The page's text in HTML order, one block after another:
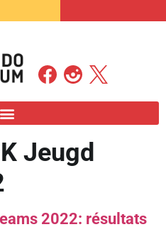
Jeugd
2022: résultats